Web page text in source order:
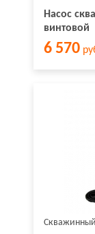
Насос
винтовой
6 570
Скважинный